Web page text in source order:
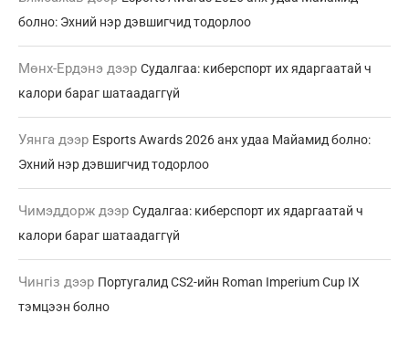
болно: Эхний нэр дэвшигчид тодорлоо
Мөнх-Ердэнэ дээр Судалгаа: киберспорт их ядаргаатай ч
калори бараг шатаадаггүй
Уянга дээр Esports Awards 2026 анх удаа Майамид болно:
Эхний нэр дэвшигчид тодорлоо
Чимэддорж дээр Судалгаа: киберспорт их ядаргаатай ч
калори бараг шатаадаггүй
Чингіз дээр Португалид CS2-ийн Roman Imperium Cup IX
тэмцээн болно